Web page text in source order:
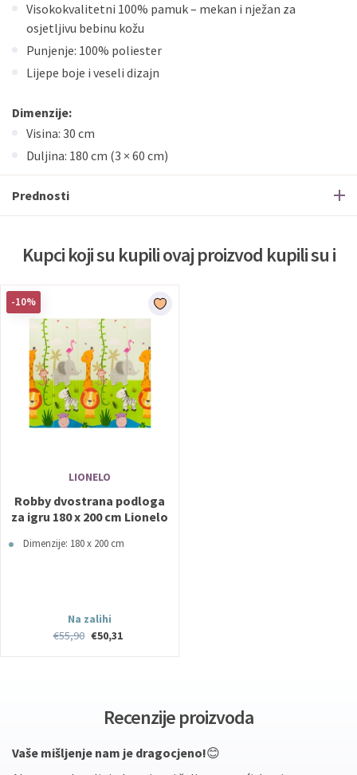
Visokokvalitetni 100% pamuk – mekan i nježan za
osjetljivu bebinu kožu
Punjenje: 100% poliester
Lijepe boje i veseli dizajn
Dimenzije:
Visina: 30 cm
Duljina: 180 cm (3 × 60 cm)
Prednosti
Kupci koji su kupili ovaj proizvod kupili su i
-10%
LIONELO
Robby dvostrana podloga
za igru 180 x 200 cm Lionelo
Dimenzije: 180 x 200 cm
Na zalihi
€55,90 €50,31
Recenzije proizvoda
Vaše mišljenje nam je dragocjeno!😊